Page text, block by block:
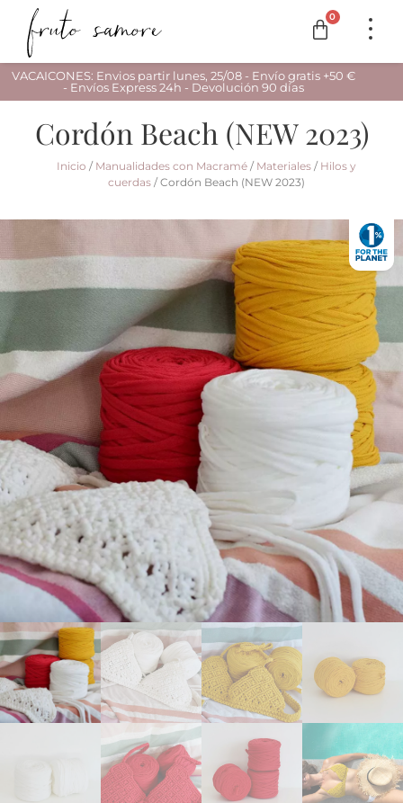
0
VACAICONES: Envios partir lunes, 25/08 - Envío gratis +50 €
- Envíos Express 24h - Devolución 90 días
Cordón Beach (NEW 2023)
Inicio / Manualidades con Macramé/ Materiales/ Hilos y
cuerdas/ Cordón Beach (NEW 2023)